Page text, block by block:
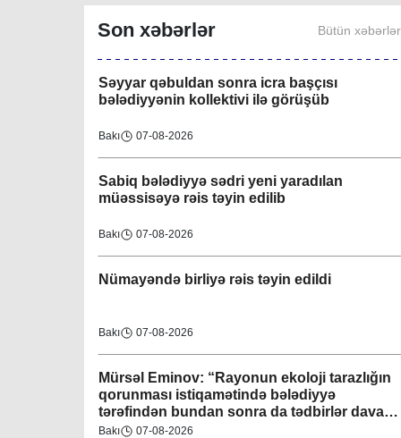
Son xəbərlər Bütün xəbərlər
Region 08-08-2026
Səyyar qəbuldan sonra icra başçısı
bələdiyyənin kollektivi ilə görüşüb
Bakı 07-08-2026
Sabiq bələdiyyə sədri yeni yaradılan
müəssisəyə rəis təyin edilib
Bakı 07-08-2026
Nümayəndə birliyə rəis təyin edildi
Bakı 07-08-2026
Mürsəl Eminov: “Rayonun ekoloji tarazlığın
qorunması istiqamətində bələdiyyə
tərəfindən bundan sonra da tədbirlər davam
etdiriləcəkdir”
Bakı 07-08-2026